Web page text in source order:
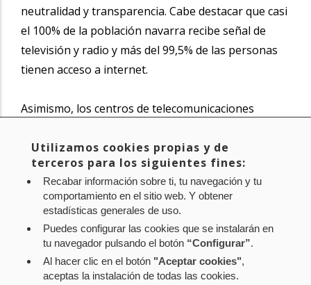
neutralidad y transparencia. Cabe destacar que casi
el 100% de la población navarra recibe señal de
televisión y radio y más del 99,5% de las personas
tienen acceso a internet.
Asimismo, los centros de telecomunicaciones
televisión local y la televisión digital terrestre (TDT)
de manera gratuita en toda Navarra.
Noticia original dewww.navarra.es
Política de privacidad
Política de cookies
Utilizamos cookies propias y de
terceros para los siguientes fines:
Recabar información sobre ti, tu navegación y tu
comportamiento en el sitio web. Y obtener
estadísticas generales de uso.
Puedes configurar las cookies que se instalarán en
tu navegador pulsando el botón “Configurar”.
Al hacer clic en el botón "Aceptar cookies",
aceptas la instalación de todas las cookies.